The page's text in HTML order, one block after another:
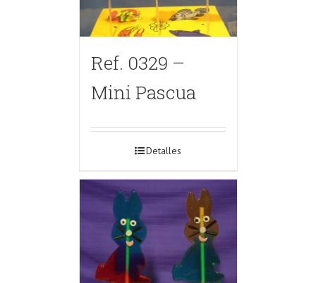
Ref. 0329 –
Mini Pascua
Detalles